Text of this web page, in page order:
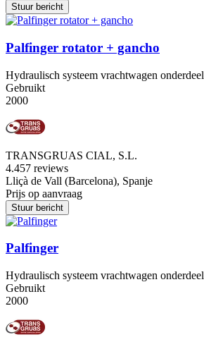
Stuur bericht
Palfinger rotator + gancho
Hydraulisch systeem vrachtwagen onderdeel
Gebruikt
2000
TRANSGRUAS CIAL, S.L.
4.457 reviews
Lliçà de Vall (Barcelona), Spanje
Prijs op aanvraag
Stuur bericht
Palfinger
Hydraulisch systeem vrachtwagen onderdeel
Gebruikt
2000